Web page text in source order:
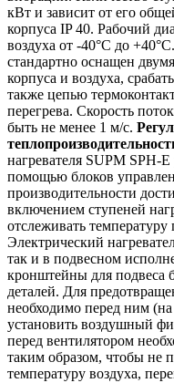
кВт и зависит от его
корпуса IP 40. Рабочий
воздуха от -40°C до +40°C.
стандартно оснащен
корпуса и воздуха,
также цепью
перегрева. Скорость
быть не менее 1 м/с.
нагревателя SUPM SPH-
помощью блоков
производительности
включением ступеней
отслеживать температуру
Электрический
так и в подвесном
кронштейны для подвеса
деталей. Для
необходимо перед ним
установить воздушный
перед вентилятором
таким образом, чтобы не
температуру воздуха,